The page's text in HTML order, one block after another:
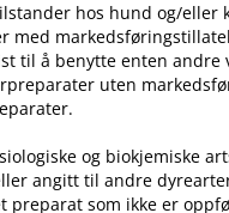
hos hund og​/​
med
til å benytte enten
uten
og biokjemiske
angitt til andre
preparat som ikke er